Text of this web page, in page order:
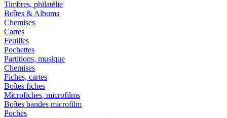
Timbres, philatélie
Boîtes & Albums
Chemises
Cartes
Feuilles
Pochettes
Partitions, musique
Chemises
Fiches, cartes
Boîtes fiches
Microfiches, microfilms
Boîtes bandes microfilm
Poches